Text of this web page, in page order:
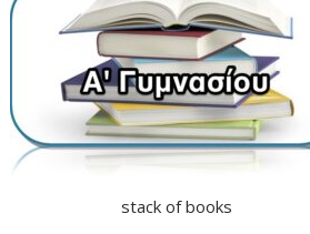
stack of books